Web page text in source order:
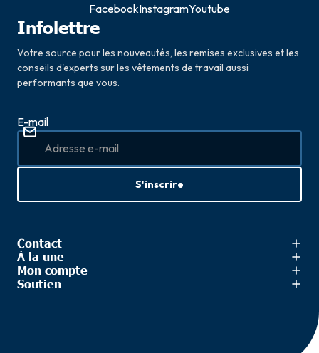
FacebookInstagramYoutube
Contact
À la une
Mon compte
Soutien
Infolettre
Votre source pour les nouveautés, les remises exclusives et les
conseils d'experts sur les vêtements de travail aussi
performants que vous.
E-mail
S'inscrire